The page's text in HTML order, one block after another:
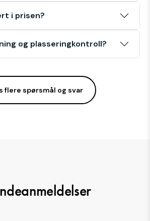
i prisen?
og plasseringkontroll?
flere spørsmål og svar